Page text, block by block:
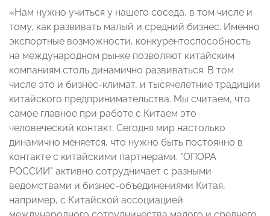
«Нам нужно учиться у нашего соседа, в том числе и
тому, как развивать малый и средний бизнес. Именно
экспортные возможности, конкурентоспособность
на международном рынке позволяют китайским
компаниям столь динамично развиваться. В том
числе это и бизнес-климат, и тысячелетние традиции
китайского предпринимательства. Мы считаем, что
самое главное при работе с Китаем это
человеческий контакт. Сегодня мир настолько
динамично меняется, что нужно быть постоянно в
контакте с китайскими партнерами. "ОПОРА
РОССИИ" активно сотрудничает с разными
ведомствами и бизнес-объединениями Китая,
например, с Китайской ассоциацией